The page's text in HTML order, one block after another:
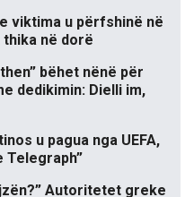
viktima u përfshinë në
në dorë
bëhet nënë për
dedikimin: Dielli im,
u pagua nga UEFA,
Telegraph”
Autoritetet greke